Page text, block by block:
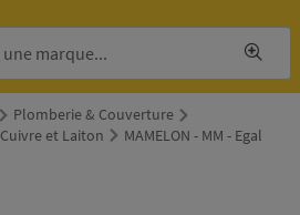
Plomberie & Couverture
Cuivre et Laiton MAMELON - MM - Egal